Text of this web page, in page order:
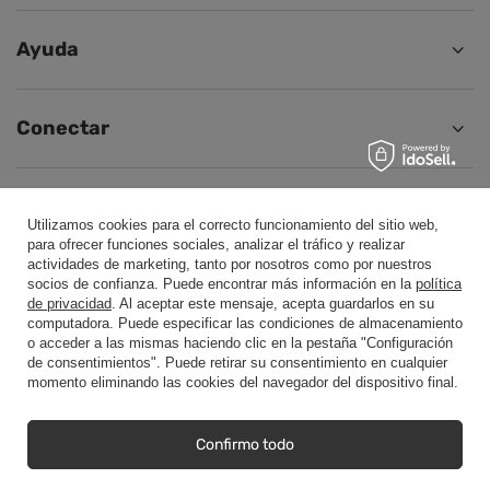
Ayuda
Conectar
+48500453608 b2b@cwstore.eu
CWStore
, Tarnowska 23/2 61-323 Poznań
Presentamos precios netos en tienda (sin IVA).
Utilizamos cookies para el correcto funcionamiento del sitio web,
para ofrecer funciones sociales, analizar el tráfico y realizar
actividades de marketing, tanto por nosotros como por nuestros
socios de confianza. Puede encontrar más información en la política
de privacidad. Al aceptar este mensaje, acepta guardarlos en su
computadora. Puede especificar las condiciones de almacenamiento
o acceder a las mismas haciendo clic en la pestaña "Configuración
de consentimientos". Puede retirar su consentimiento en cualquier
momento eliminando las cookies del navegador del dispositivo final.
Confirmo todo